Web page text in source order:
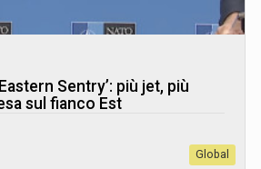
Sentry’: più jet, più
sul fianco Est
Global